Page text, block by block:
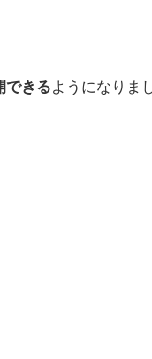
できるようになりま